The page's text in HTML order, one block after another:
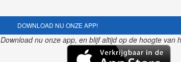
DOWNLOAD NU ONZE APP!
Download nu onze app, en blijf altijd op de hoogte van